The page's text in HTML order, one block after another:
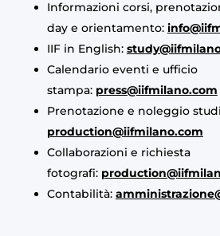
Informazioni corsi,
day e orientamento:
IIF in English:
Calendario eventi e ufficio
stampa: press@iifmilano.com
Prenotazione e noleggio
production@iifmilano.com
Collaborazioni e richiesta
fotografi:
Contabilità: